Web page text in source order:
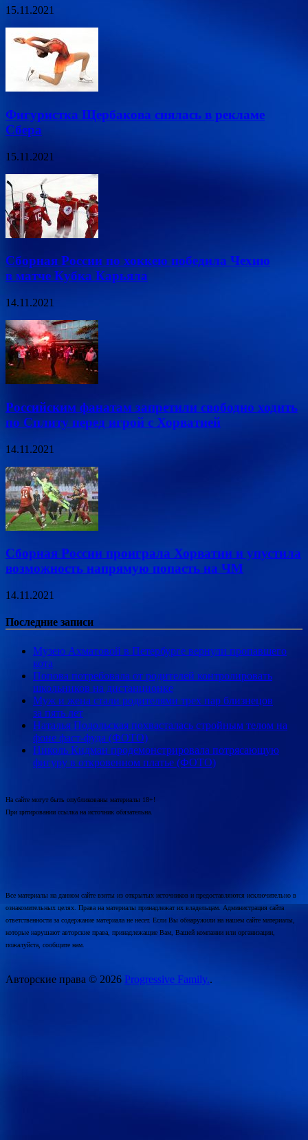
15.11.2021
Фигуристка Щербакова снялась в рекламе
Сбера
15.11.2021
Сборная России по хоккею победила Чехию
в матче Кубка Карьяла
14.11.2021
Российским фанатам запретили свободно ходить
по Сплиту перед игрой с Хорватией
14.11.2021
Сборная России проиграла Хорватии и упустила
возможность напрямую попасть на ЧМ
14.11.2021
Последние записи
Музею Ахматовой в Петербурге вернули пропавшего
кота
Попова потребовала от родителей контролировать
школьников на дистанционке
Муж и жена стали родителями трех пар близнецов
за пять лет
Наталья Подольская похвасталась стройным телом на
фоне фаст-фуда (ФОТО)
Николь Кидман продемонстрировала потрясающую
фигуру в откровенном платье (ФОТО)
На сайте могут быть опубликованы материалы 18+!
При цитировании ссылка на источник обязательна.
Все материалы на данном сайте взяты из открытых источников и предоставляются исключительно в
ознакомительных целях. Права на материалы принадлежат их владельцам. Администрация сайта
ответственности за содержание материала не несет. Если Вы обнаружили на нашем сайте материалы,
которые нарушают авторские права, принадлежащие Вам, Вашей компании или организации,
пожалуйста, сообщите нам.
Авторские права © 2026 Progressive Family..